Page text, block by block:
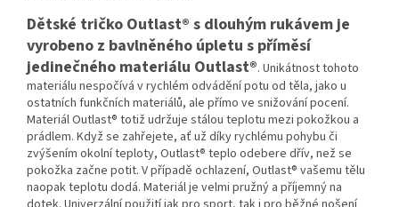
Dětské tričko Outlast® s dlouhým rukávem je
vyrobeno z bavlněného úpletu s příměsí
jedinečného materiálu Outlast®. Unikátnost tohoto
materiálu nespočívá v rychlém odvádění potu od těla, jako u
ostatních funkčních materiálů, ale přímo ve snižování pocení.
Materiál Outlast® totiž udržuje stálou teplotu mezi pokožkou a
prádlem. Když se zahřejete, ať už díky rychlému pohybu či
zvýšením okolní teploty, Outlast® teplo odebere dřív, než se
pokožka začne potit. V případě ochlazení, Outlast® vašemu tělu
naopak teplotu dodá. Materiál je velmi pružný a příjemný na